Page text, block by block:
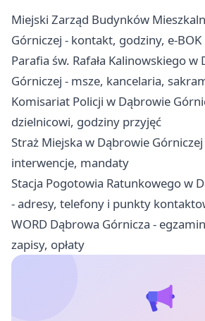
Miejski Zarząd Budynków
Górniczej - kontakt, godziny, e-BOK
Parafia św. Rafała Kalinowskiego w
Górniczej - msze, kancelaria,
Komisariat Policji w Dąbrowie
dzielnicowi, godziny przyjęć
Straż Miejska w Dąbrowie
interwencje, mandaty
Stacja Pogotowia Ratunkowego w
- adresy, telefony i punkty
WORD Dąbrowa Górnicza -
zapisy, opłaty